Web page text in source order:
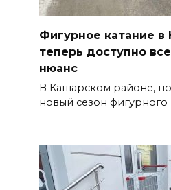
Фигурное катание в
теперь доступно
нюанс
В Кашарском районе,
новый сезон фигурного